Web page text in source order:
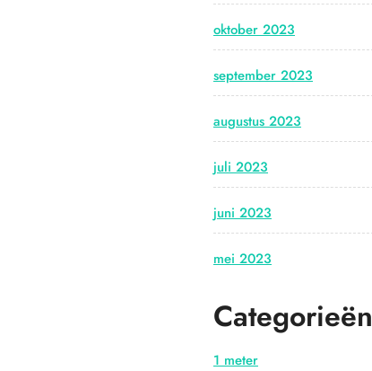
oktober 2023
september 2023
augustus 2023
juli 2023
juni 2023
mei 2023
Categorieën
1 meter